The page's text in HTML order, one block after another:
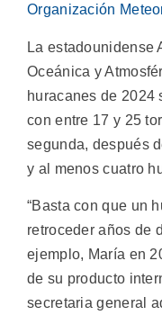
Organización
La estadounidense
Oceánica y
huracanes de 2024
con entre 17 y 25
segunda, después
y al menos cuatro
“Basta con que un
retroceder años de
ejemplo, María en
de su producto
secretaria general